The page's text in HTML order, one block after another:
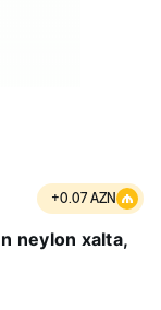
+0.07 AZN
neylon xalta,